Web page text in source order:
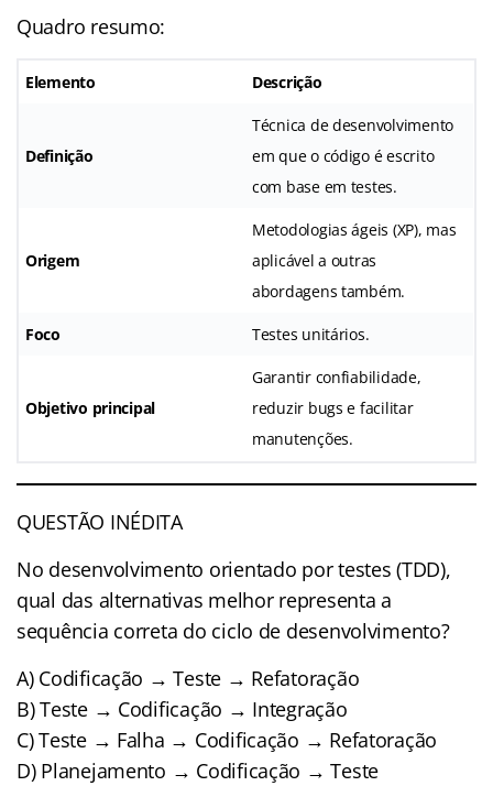
Quadro resumo:
Elemento Descrição
Definição
Técnica de desenvolvimento
em que o código é escrito
com base em testes.
Origem
Metodologias ágeis (XP), mas
aplicável a outras
abordagens também.
Foco Testes unitários.
Objetivo principal
Garantir confiabilidade,
reduzir bugs e facilitar
manutenções.
QUESTÃO INÉDITA
No desenvolvimento orientado por testes (TDD),
qual das alternativas melhor representa a
sequência correta do ciclo de desenvolvimento?
A) Codificação → Teste → Refatoração
B) Teste → Codificação → Integração
C) Teste → Falha → Codificação → Refatoração
D) Planejamento → Codificação → Teste